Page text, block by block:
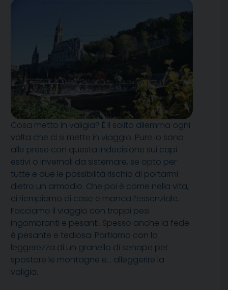
Cosa metto in valigia? È il solito dilemma ogni
volta che ci si mette in viaggio. Pure io sono
alle prese con questa indecisione sui capi
estivi o invernali da sistemare, se opto per
tutte e due le possibilità rischio di portarmi
dietro un armadio. Che poi è come nella vita,
ci riempiamo di cose e manca l’essenziale.
Facciamo il viaggio con troppi pesi
ingombranti e pesanti. Spesso anche la fede
è pesante e tediosa. Partiamo con la
leggerezza di un granello di senape per
spostare le montagne e… alleggerire la
valigia.